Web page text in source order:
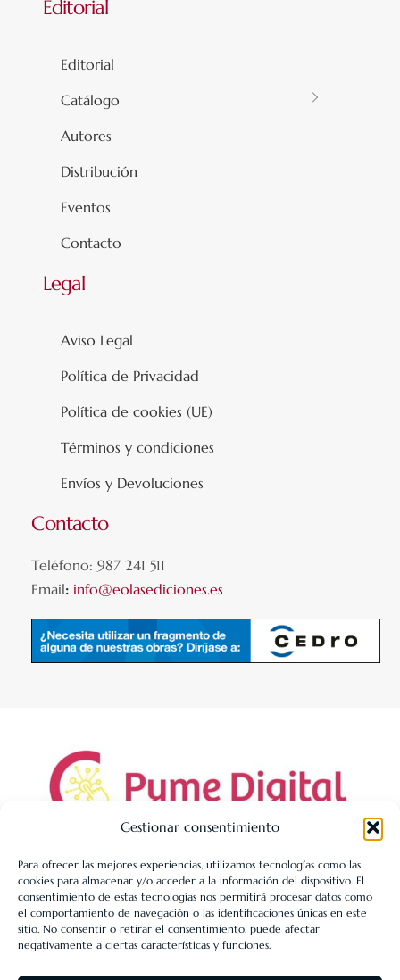
Gestionar consentimiento
Para ofrecer las mejores experiencias, utilizamos tecnologías como las
cookies para almacenar y/o acceder a la información del dispositivo. El
consentimiento de estas tecnologías nos permitirá procesar datos como
el comportamiento de navegación o las identificaciones únicas en este
sitio. No consentir o retirar el consentimiento, puede afectar
negativamente a ciertas características y funciones.
Editorial
Editorial
Catálogo
Autores
Distribución
Eventos
Contacto
Legal
Aviso Legal
Política de Privacidad
Política de cookies (UE)
Términos y condiciones
Envíos y Devoluciones
Contacto
Teléfono: 987 241 511
Email: info@eolasediciones.es
LIBRERÍA UNIVERSITARIA LEÓN 1980 SLL ha sido beneficiaria
de Fondos Europeos, cuyo objetivo es la mejora de la
competitividad de las PYMES, y gracias al cual ha puesto en
marcha un Plan de Acción con el objetivo de reforzar la